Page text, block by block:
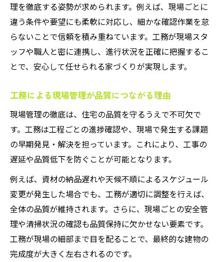
理を徹底する姿勢が求められます。例えば、現場ごとに
違う条件や要望にも柔軟に対応し、細かな確認作業を怠
らないことで信頼を積み重ねています。工務が現場スタ
ッフや職人と密に連携し、進行状況を正確に把握するこ
とで、安心して任せられる家づくりが実現します。
工務による現場管理が品質につながる理由
現場管理の徹底は、住宅の品質を守るうえで不可欠で
す。工務は工程ごとの進捗確認や、現場で発生する課題
の早期発見・解決を担っています。これにより、工事の
遅延や品質低下を防ぐことが可能となります。
例えば、資材の納品遅れや天候不順によるスケジュール
変更が発生した場合でも、工務が適切に調整を行えば、
全体の品質が維持されます。さらに、現場ごとの安全管
理や清掃状況の確認も品質保持に欠かせない要素です。
工務が現場の細部まで目を配ることで、最終的な建物の
完成度が大きく左右されるのです。